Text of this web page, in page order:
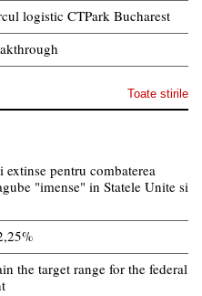
logistic CTPark Bucharest
Toate stirile
extinse pentru combaterea
"imense" in Statele Unite si
the target range for the federal